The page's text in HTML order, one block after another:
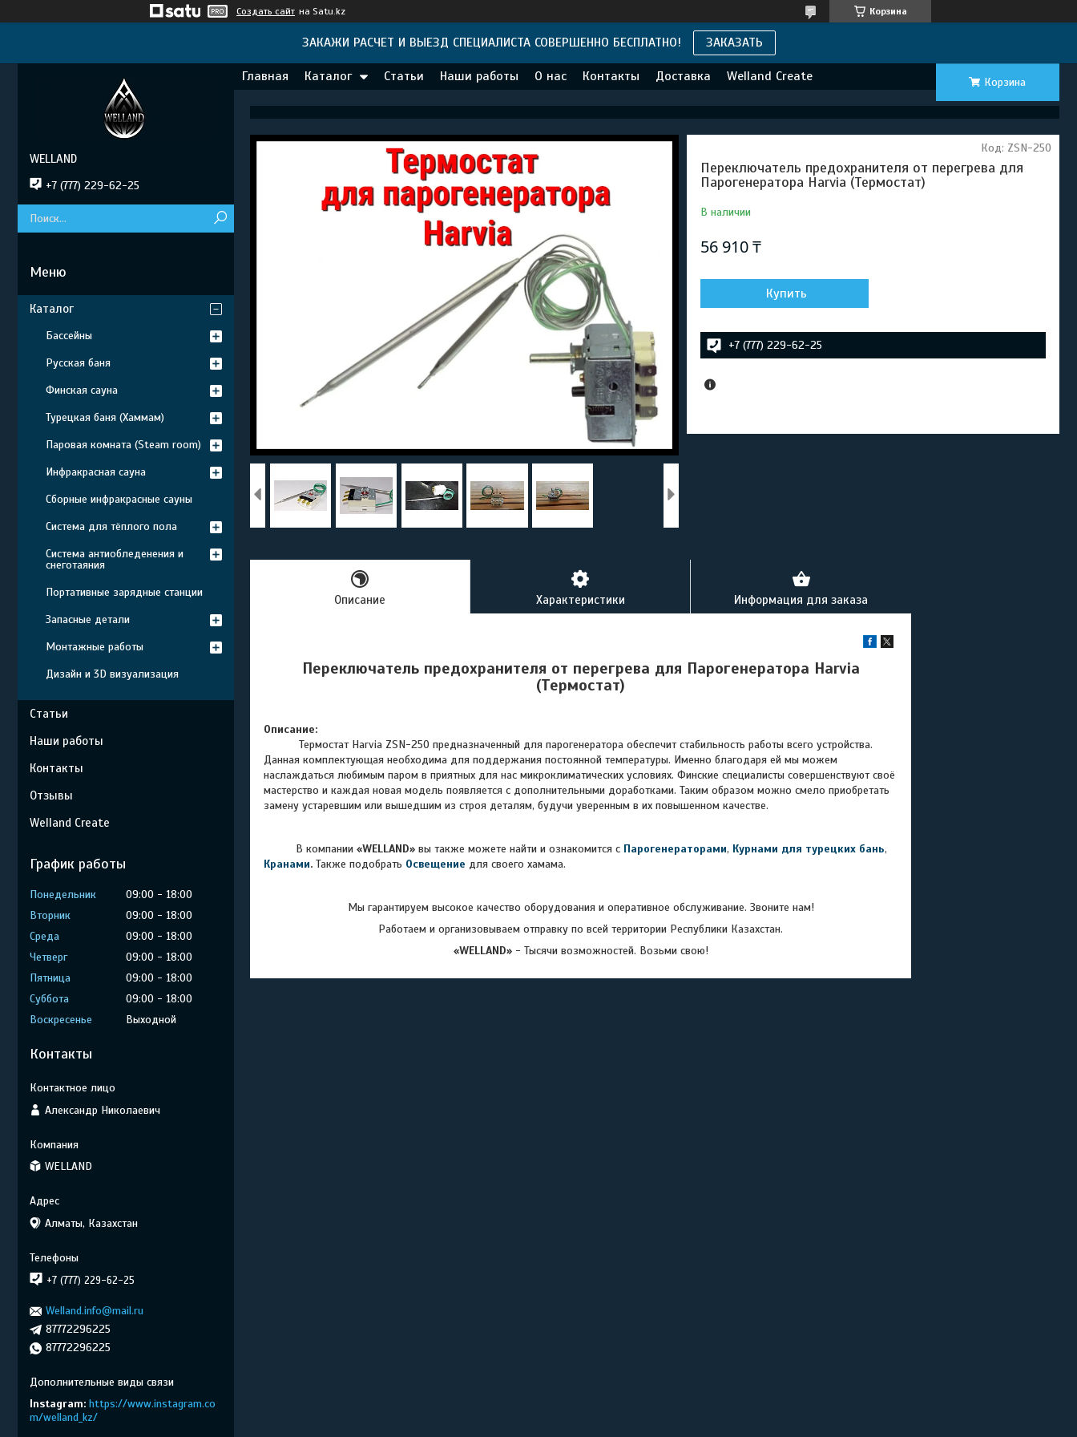
Создать сайт на Satu.kz Корзина
ЗАКАЖИ РАСЧЕТ И ВЫЕЗД СПЕЦИАЛИСТА СОВЕРШЕННО БЕСПЛАТНО! ЗАКАЗАТЬ
Главная Каталог Статьи Наши работы О нас Контакты Доставка Welland Create Корзина
Переключатель предохранителя от перегрева для
Парогенератора Harvia (Термостат)
В наличии
Код: ZSN-250
56 910 ₸
Купить
+7 (777) 229-62-25
Описание Характеристики Информация для заказа
Переключатель предохранителя от перегрева для Парогенератора Harvia
(Термостат)
Описание:
Термостат Harvia ZSN-250 предназначенный для парогенератора обеспечит стабильность работы всего устройства.
Данная комплектующая необходима для поддержания постоянной температуры. Именно благодаря ей мы можем
наслаждаться любимым паром в приятных для нас микроклиматических условиях. Финские специалисты совершенствуют своё
мастерство и каждая новая модель появляется с дополнительными доработками. Таким образом можно смело приобретать
замену устаревшим или вышедшим из строя деталям, будучи уверенным в их повышенном качестве.
В компании «WELLAND» вы также можете найти и ознакомится с Парогенераторами, Курнами для турецких бань,
Кранами. Также подобрать Освещение для своего хамама.
Мы гарантируем высокое качество оборудования и оперативное обслуживание. Звоните нам!
Работаем и организовываем отправку по всей территории Республики Казахстан.
«WELLAND»- Тысячи возможностей. Возьми свою!
WELLAND
+7 (777) 229-62-25
Каталог
Бассейны
Русская баня
Финская сауна
Турецкая баня (Хаммам)
Паровая комната (Steam room)
Инфракрасная сауна
Сборные инфракрасные сауны
Система для тёплого пола
Система антиобледенения и
снеготаяния
Портативные зарядные станции
Запасные детали
Монтажные работы
Дизайн и 3D визуализация
Статьи
Наши работы
Контакты
Отзывы
Welland Create
График работы
Понедельник 09:00
18:00
Вторник
09:00
18:00
Среда
09:00
18:00
Четверг
09:00
18:00
Пятница
09:00
18:00
Суббота
09:00
18:00
Воскресенье
Выходной
Контакты
Александр Николаевич
WELLAND
Алматы, Казахстан
+7 (777) 229-62-25
Welland.info@mail.ru
87772296225
87772296225
Instagram https://www.instagram.co
m/welland_kz/